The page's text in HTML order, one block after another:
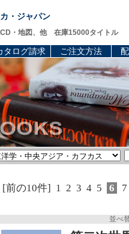
・ジャパン
・地図、他 在庫15000タイトル
タログ請求 ご注文方法
[前の10件] 1 2 3 4 5 6 7
並べ